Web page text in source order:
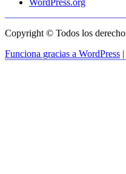
WordPress.org
Copyright © Todos los
Funciona gracias a WordPress |